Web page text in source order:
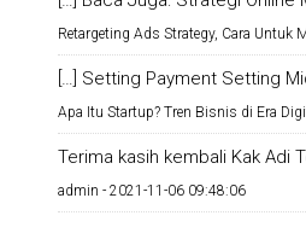
Retargeting Ads Strategy, Cara Untuk
[…] Setting Payment Setting
Apa Itu Startup? Tren Bisnis di Era
Terima kasih kembali Kak Adi
admin - 2021-11-06 09:48:06